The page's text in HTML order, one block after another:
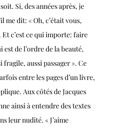
Si, des années après, je
me dit: « Oh, c’était vous,
Et c’est ce qui importe: faire
de l’ordre de la beauté,
fragile, aussi passager ». Ce
entre les pages d’un livre,
Aux côtés de Jacques
ainsi à entendre des textes
leur nudité. « J’aime